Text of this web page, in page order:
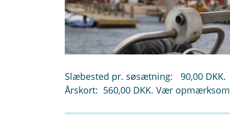
Slæbested pr. søsætning: 90,00 DKK.
Årskort: 560,00 DKK. Vær